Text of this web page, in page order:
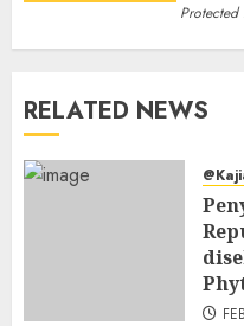
RELATED NEWS